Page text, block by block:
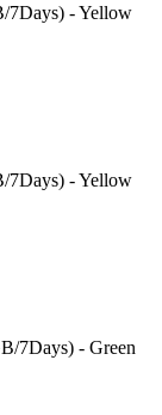
7Days) - Yellow
7Days) - Yellow
7Days) - Green